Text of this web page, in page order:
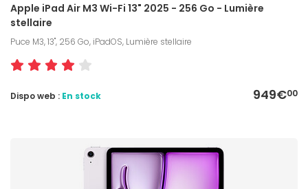
Apple iPad Air M3 Wi-Fi 13" 2025 - 256 Go - Lumière
stellaire
Puce M3, 13", 256 Go, iPadOS, Lumière stellaire
949€00
Dispo web : En stock